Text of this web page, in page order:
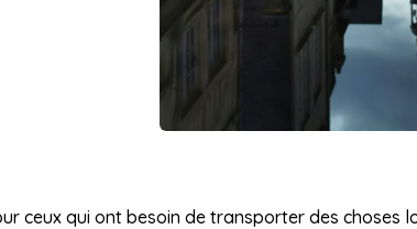
ceux qui ont besoin de transporter des choses